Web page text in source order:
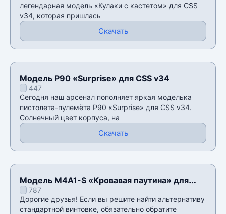
легендарная модель «Кулаки с кастетом» для CSS
v34, которая пришлась
Скачать
Модель P90 «Surprise» для CSS v34
447
Сегодня наш арсенал пополняет яркая моделька
пистолета-пулемёта P90 «Surprise» для CSS v34.
Солнечный цвет корпуса, на
Скачать
Модель M4A1-S «Кровавая паутина» для
CSS v34
787
Дорогие друзья! Если вы решите найти альтернативу
стандартной винтовке, обязательно обратите